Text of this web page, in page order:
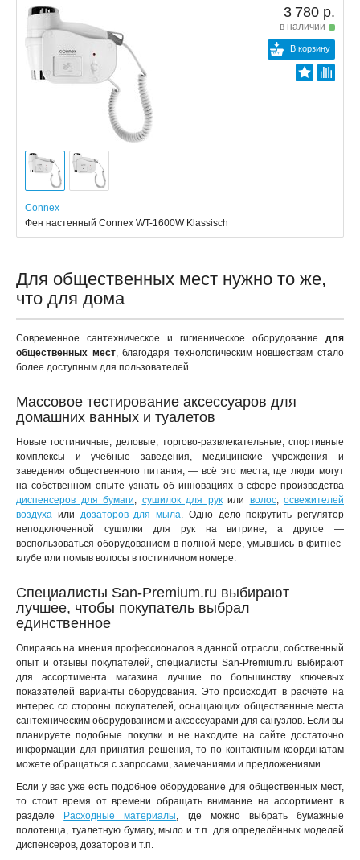
3 780 р.
в наличии
В корзину
Connex
Фен настенный Connex WT-1600W Klassisch
Для общественных мест нужно то же,
что для дома
Современное сантехническое и гигиеническое оборудование для
общественных мест, благодаря технологическим новшествам стало
более доступным для пользователей.
Массовое тестирование аксессуаров для
домашних ванных и туалетов
Новые гостиничные, деловые, торгово-развлекательные, спортивные
комплексы и учебные заведения, медицинские учреждения и
заведения общественного питания, — всё это места, где люди могут
на собственном опыте узнать об инновациях в сфере производства
диспенсеров для бумаги, сушилок для рукили волос, освежителей
воздуха или дозаторов для мыла. Одно дело покрутить регулятор
неподключенной сушилки для рук на витрине, а другое —
воспользоваться оборудованием в полной мере, умывшись в фитнес-
клубе или помыв волосы в гостиничном номере.
Специалисты San-Premium.ru выбирают
лучшее, чтобы покупатель выбрал
единственное
Опираясь на мнения профессионалов в данной отрасли, собственный
опыт и отзывы покупателей, специалисты San-Premium.ru выбирают
для ассортимента магазина лучшие по большинству ключевых
показателей варианты оборудования. Это происходит в расчёте на
интерес со стороны покупателей, оснащающих общественные места
сантехническим оборудованием и аксессуарами для санузлов. Если вы
планируете подобные покупки и не находите на сайте достаточно
информации для принятия решения, то по контактным координатам
можете обращаться с запросами, замечаниями и предложениями.
Если у вас уже есть подобное оборудование для общественных мест,
то стоит время от времени обращать внимание на ассортимент в
разделе
Расходные материалы, где можно выбрать бумажные
полотенца, туалетную бумагу, мыло и т.п. для определённых моделей
диспенсеров, дозаторов и т.п.